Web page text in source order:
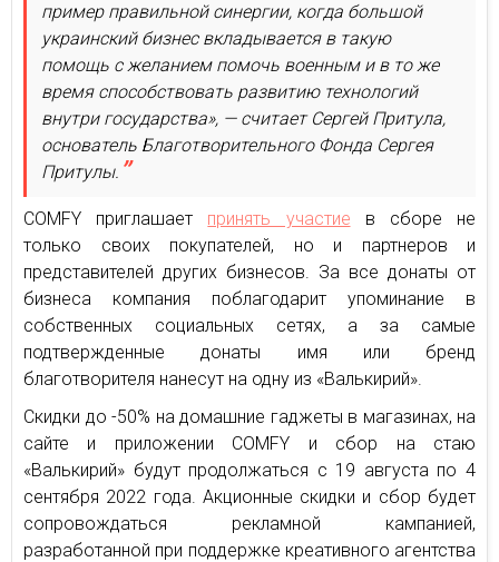
пример правильной синергии, когда большой
украинский бизнес вкладывается в такую
помощь с желанием помочь военным и в то же
время способствовать развитию технологий
внутри государства», — считает Сергей Притула,
основатель Благотворительного Фонда Сергея
Притулы.
COMFY приглашает принять участие в сборе не
только своих покупателей, но и партнеров и
представителей других бизнесов. За все донаты от
бизнеса компания поблагодарит упоминание в
собственных социальных сетях, а за самые
подтвержденные донаты имя или бренд
благотворителя нанесут на одну из «Валькирий».
Скидки до -50% на домашние гаджеты в магазинах, на
сайте и приложении COMFY и сбор на стаю
«Валькирий» будут продолжаться с 19 августа по 4
сентября 2022 года. Акционные скидки и сбор будет
сопровождаться рекламной кампанией,
разработанной при поддержке креативного агентства